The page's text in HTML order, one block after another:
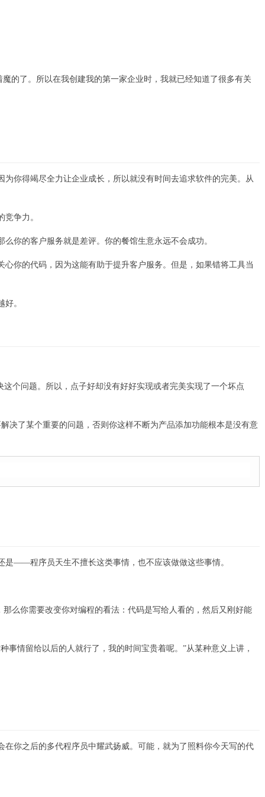
的了。所以在我创建我的第一家企业时，我就已经知道了很多有关
你得竭尽全力让企业成长，所以就没有时间去追求软件的完美。从
争力。
你的客户服务就是差评。你的餐馆生意永远不会成功。
你的代码，因为这能有助于提升客户服务。但是，如果错将工具当
。
个问题。所以，点子好却没有好好实现或者完美实现了一个坏点
决了某个重要的问题，否则你这样不断为产品添加功能根本是没有意
是——程序员天生不擅长这类事情，也不应该做做这些事情。
么你需要改变你对编程的看法：代码是写给人看的，然后又刚好能
情留给以后的人就行了，我的时间宝贵着呢。”从某种意义上讲，
你之后的多代程序员中耀武扬威。可能，就为了照料你今天写的代